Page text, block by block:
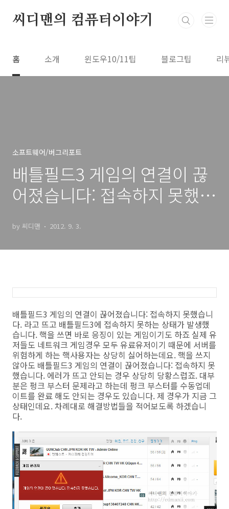
씨디맨의 컴퓨터이야기
홈 소개 윈도우10/11팁 블로그팁 리
소프트웨어/버그리포트
배틀필드3 게임의 연결이 끊
어졌습니다: 접속하지 못했습
by 씨디맨 2012. 9. 3.
배틀필드3 게임의 연결이 끊어졌습니다: 접속하지 못했습니
다. 라고 뜨고 배틀필드3에 접속하지 못하는 상태가 발생했
습니다. 핵을 쓰면 바로 응징이 있는 게임이기도 하죠 실제 유
저들도 네트워크 게임경우 모두 유료유저이기 때문에 서버를
위험하게 하는 핵사용자는 상당히 싫어하는데요. 핵을 쓰지
않아도 배틀필드3 게임의 연결이 끊어졌습니다: 접속하지 못
했습니다. 에러가 뜨고 안되는 경우 상당히 당황스럽죠. 대부
분은 펑크 부스터 문제라고 하는데 펑크 부스터를 수동업데
이트를 완료 해도 안되는 경우도 있습니다. 제 경우가 지금 그
상태인데요. 차례대로 해결방법들을 적어보도록 하겠습니
다.